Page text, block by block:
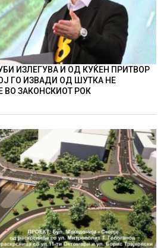
ИЗЛЕГУВА И ОД КУЌЕН ПРИТВОР
ГО ИЗВАДИ ОД ШУТКА НЕ
ВО ЗАКОНСКИОТ РОК